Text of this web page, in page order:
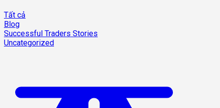
Tất cả
Blog
Successful Traders Stories
Uncategorized